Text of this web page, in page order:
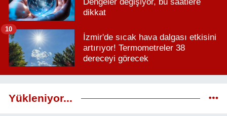
Dengeler değişiyor, bu saatlere
dikkat
İzmir'de sıcak hava dalgası etkisini
artırıyor! Termometreler 38
dereceyi görecek
10
Yükleniyor...